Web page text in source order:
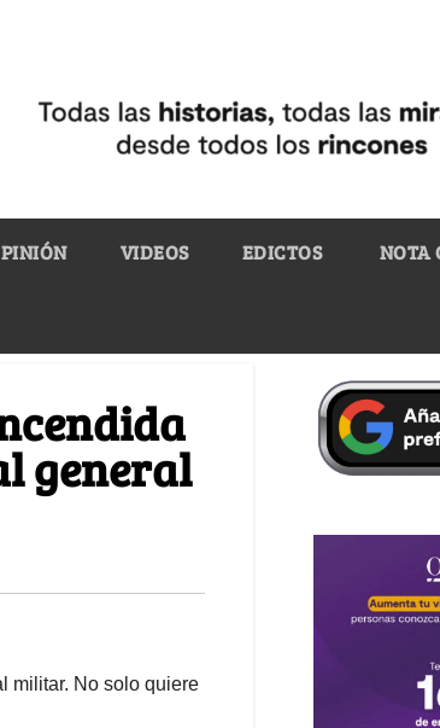
VIDEOS EDICTOS NOTA
general
militar. No solo quiere